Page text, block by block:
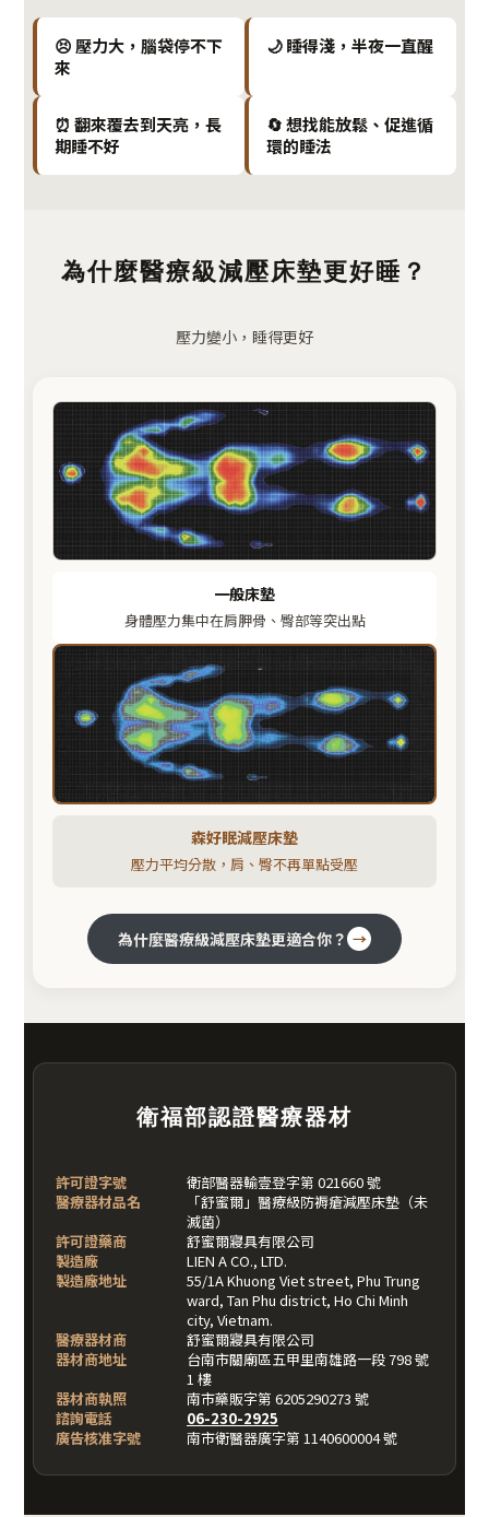
😣 壓力大，腦袋停不下
來
🌙 睡得淺，半夜一直醒
⏰ 翻來覆去到天亮，長
期睡不好
🔄 想找能放鬆、促進循
環的睡法
為什麼醫療級減壓床墊更好睡？
壓力變小，睡得更好
一般床墊
身體壓力集中在肩胛骨、臀部等突出點
森好眠減壓床墊
壓力平均分散，肩、臀不再單點受壓
為什麼醫療級減壓床墊更適合你？ →
衛福部認證醫療器材
許可證字號
衛部醫器輸壹登字第 021660 號
醫療器材品名
「舒蜜爾」醫療級防褥瘡減壓床墊（未
滅菌）
許可證藥商
舒蜜爾寢具有限公司
製造廠
LIEN A CO., LTD.
製造廠地址
55/1A Khuong Viet street, Phu Trung
ward, Tan Phu district, Ho Chi Minh
city, Vietnam.
醫療器材商
舒蜜爾寢具有限公司
器材商地址
台南市關廟區五甲里南雄路一段 798 號
1 樓
器材商執照
南市藥販字第 6205290273 號
諮詢電話
06-230-2925
廣告核准字號
南市衛醫器廣字第 1140600004 號